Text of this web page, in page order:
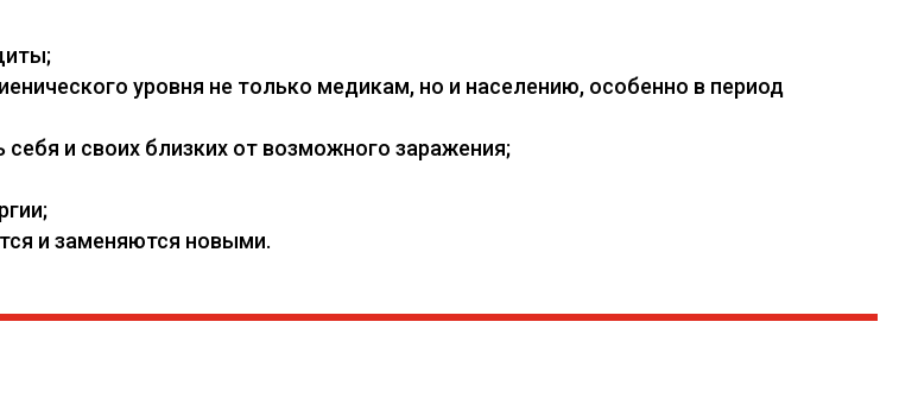
уровня не только медикам, но и населению, особенно в период
и своих близких от возможного заражения;
и заменяются новыми.